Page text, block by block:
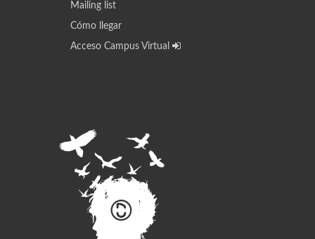
Mailing list
Cómo llegar
Acceso Campus Virtual